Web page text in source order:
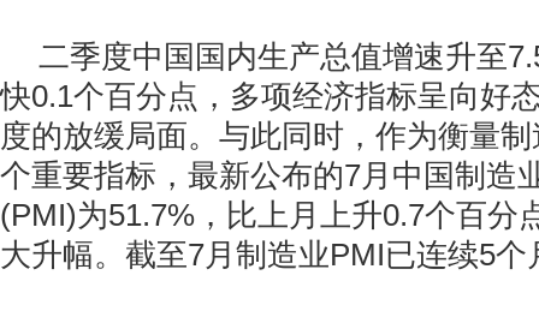
二季度中国国内生产总值增速升至
快0.1个百分点，多项经济指标呈向好
度的放缓局面。与此同时，作为衡量
个重要指标，最新公布的7月中国制造
(PMI)为51.7%，比上月上升0.7个百分
大升幅。截至7月制造业PMI已连续5个